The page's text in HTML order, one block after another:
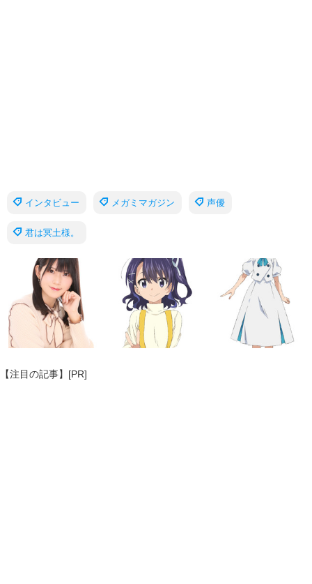
インタビュー メガミマガジン 声優
君は冥土様。
【注目の記事】[PR]